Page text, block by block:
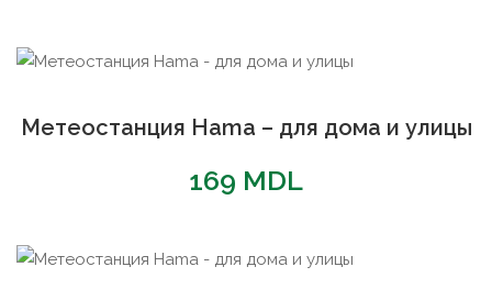
Метеостанция Hama – для дома и улицы
169 MDL